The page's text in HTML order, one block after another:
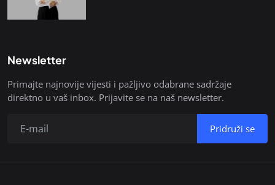
Newsletter
Primajte najnovije vijesti i pažljivo odabrane sadržaje
direktno u vaš inbox. Prijavite se na naš newsletter.
Pridruži se